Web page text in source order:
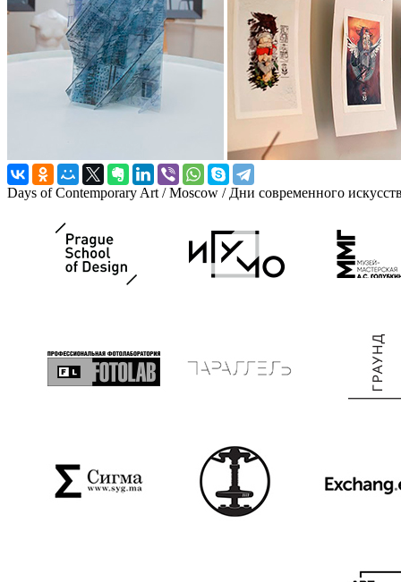
Days of Contemporary Art / Moscow / Дни современного